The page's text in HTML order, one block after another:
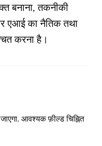
बनाना, तकनीकी
एआई का नैतिक तथा
करना है।
आवश्यक फ़ील्ड चिह्नित